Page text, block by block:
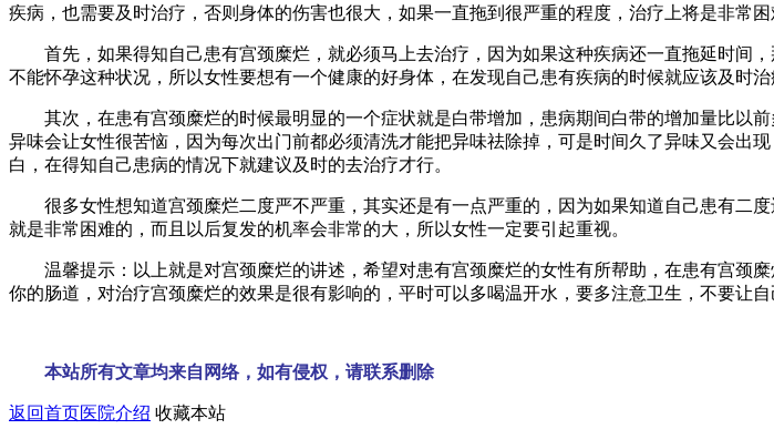
疾病，也需要及时治疗，否则身体的伤害也很大，如果一直拖到很严重的程度，治疗上将是非常困
首先，如果得知自己患有宫颈糜烂，就必须马上去治疗，因为如果这种疾病还一直拖延时间
不能怀孕这种状况，所以女性要想有一个健康的好身体，在发现自己患有疾病的时候就应该及时治
其次，在患有宫颈糜烂的时候最明显的一个症状就是白带增加，患病期间白带的增加量比以
异味会让女性很苦恼，因为每次出门前都必须清洗才能把异味祛除掉，可是时间久了异味又会出
白，在得知自己患病的情况下就建议及时的去治疗才行。
很多女性想知道宫颈糜烂二度严不严重，其实还是有一点严重的，因为如果知道自己患有二
就是非常困难的，而且以后复发的机率会非常的大，所以女性一定要引起重视。
温馨提示：以上就是对宫颈糜烂的讲述，希望对患有宫颈糜烂的女性有所帮助，在患有宫颈
你的肠道，对治疗宫颈糜烂的效果是很有影响的，平时可以多喝温开水，要多注意卫生，不要让自
本站所有文章均来自网络，如有侵权，请联系删除
返回首页医院介绍 收藏本站